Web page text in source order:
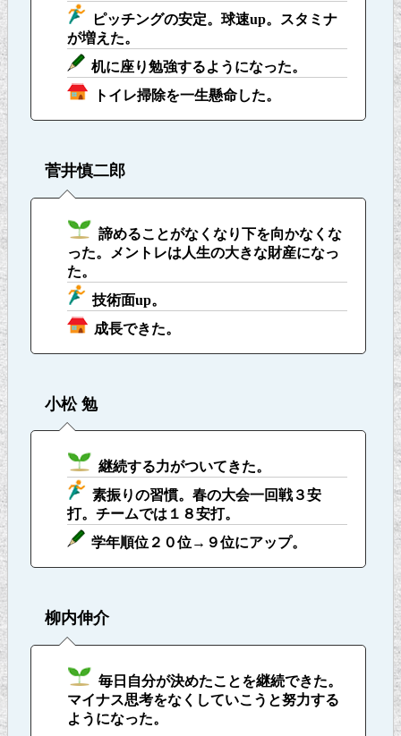
ピッチングの安定。球速up。スタミナ
が増えた。
机に座り勉強するようになった。
トイレ掃除を一生懸命した。
菅井慎二郎
諦めることがなくなり下を向かなくな
った。メントレは人生の大きな財産になっ
た。
技術面up。
成長できた。
小松 勉
継続する力がついてきた。
素振りの習慣。春の大会一回戦３安
打。チームでは１８安打。
学年順位２０位→９位にアップ。
柳内伸介
毎日自分が決めたことを継続できた。
マイナス思考をなくしていこうと努力する
ようになった。